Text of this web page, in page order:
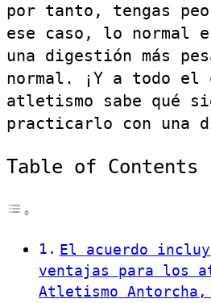
por tanto, tengas
ese caso, lo normal
una digestión más
normal. ¡Y a todo
atletismo sabe qué
practicarlo con una
Table of Contents
El acuerdo
ventajas para los
Atletismo